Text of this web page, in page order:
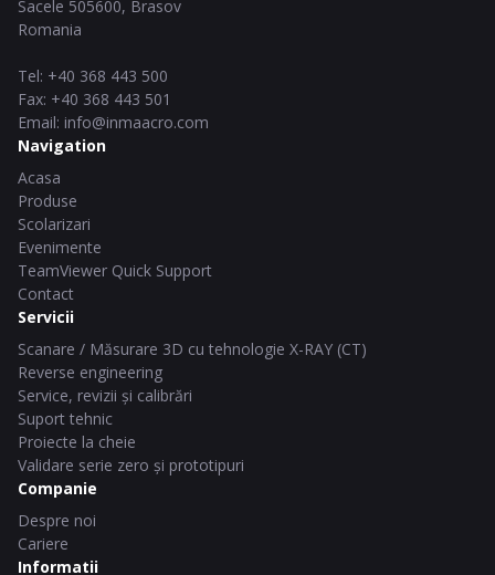
Sacele 505600, Brasov
Romania
Tel: +40 368 443 500
Fax: +40 368 443 501
Email: info@inmaacro.com
Navigation
Acasa
Produse
Scolarizari
Evenimente
TeamViewer Quick Support
Contact
Servicii
Scanare / Măsurare 3D cu tehnologie X-RAY (CT)
Reverse engineering
Service, revizii și calibrări
Suport tehnic
Proiecte la cheie
Validare serie zero și prototipuri
Companie
Despre noi
Cariere
Informatii